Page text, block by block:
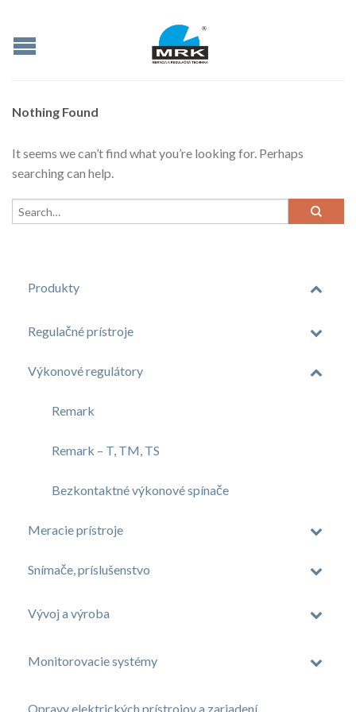
Nothing Found
It seems we can’t find what you’re looking for. Perhaps
searching can help.
Produkty
Regulačné prístroje
Výkonové regulátory
Remark
Remark – T, TM, TS
Bezkontaktné výkonové spínače
Meracie prístroje
Snímače, príslušenstvo
Vývoj a výroba
Monitorovacie systémy
Opravy elektrických prístrojov a zariadení